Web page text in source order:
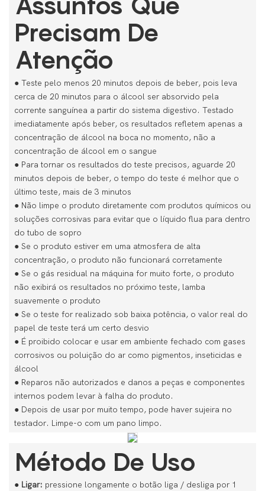
Precisam De
Atenção
● Teste pelo menos 20 minutos depois de beber, pois leva
cerca de 20 minutos para o álcool ser absorvido pela
corrente sanguínea a partir do sistema digestivo. Testado
imediatamente após beber, os resultados refletem apenas a
concentração de álcool na boca no momento, não a
concentração de álcool em o sangue
● Para tornar os resultados do teste precisos, aguarde 20
minutos depois de beber, o tempo do teste é melhor que o
último teste, mais de 3 minutos
● Não limpe o produto diretamente com produtos químicos ou
soluções corrosivas para evitar que o líquido flua para dentro
do tubo de sopro
● Se o produto estiver em uma atmosfera de alta
concentração, o produto não funcionará corretamente
● Se o gás residual na máquina for muito forte, o produto
não exibirá os resultados no próximo teste, lamba
suavemente o produto
● Se o teste for realizado sob baixa potência, o valor real do
papel de teste terá um certo desvio
● É proibido colocar e usar em ambiente fechado com gases
corrosivos ou poluição do ar como pigmentos, inseticidas e
álcool
● Reparos não autorizados e danos a peças e componentes
internos podem levar à falha do produto.
● Depois de usar por muito tempo, pode haver sujeira no
testador. Limpe-o com um pano limpo.
Método De Uso
● Ligar: pressione longamente o botão liga / desliga por 1